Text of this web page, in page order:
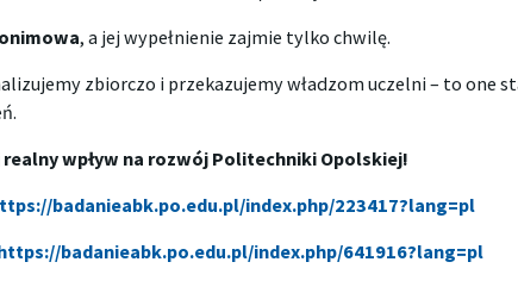
, a jej wypełnienie zajmie tylko chwilę.
zbiorczo i przekazujemy władzom uczelni – to one
realny wpływ na rozwój Politechniki Opolskiej!
badanieabk.po.edu.pl/index.php/223417?lang=pl
badanieabk.po.edu.pl/index.php/641916?lang=pl